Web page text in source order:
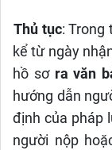
Thủ tục: Trong
kể từ ngày
hồ sơ ra văn
hướng dẫn
định của pháp
người nộp